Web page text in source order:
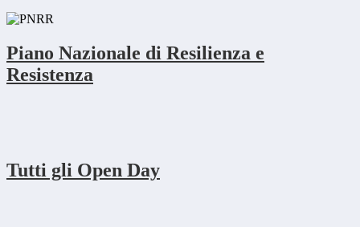
Piano Nazionale di Resilienza e
Resistenza
Tutti gli Open Day